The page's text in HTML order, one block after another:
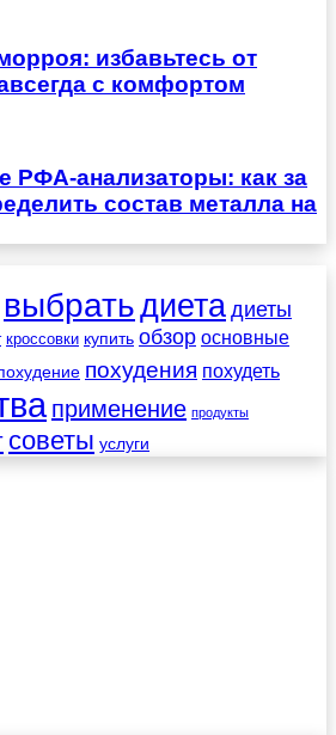
избавьтесь от
с комфортом
РФА-анализаторы: как за
состав металла на
выбратьдиета диеты
кроссовки купить обзор основные
похудения похудеть
применение продукты
советы услуги